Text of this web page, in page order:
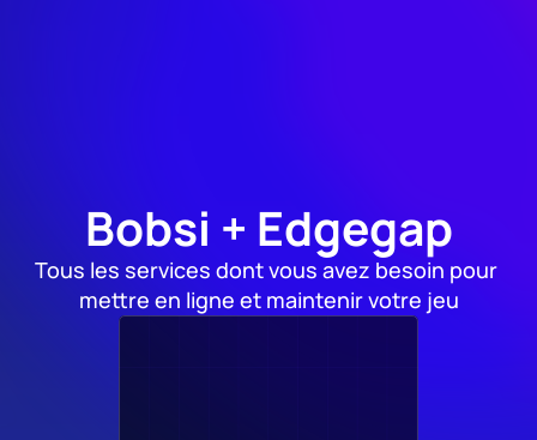
Bobsi + Edgegap
Tous les services dont vous avez besoin pour
mettre en ligne et maintenir votre jeu